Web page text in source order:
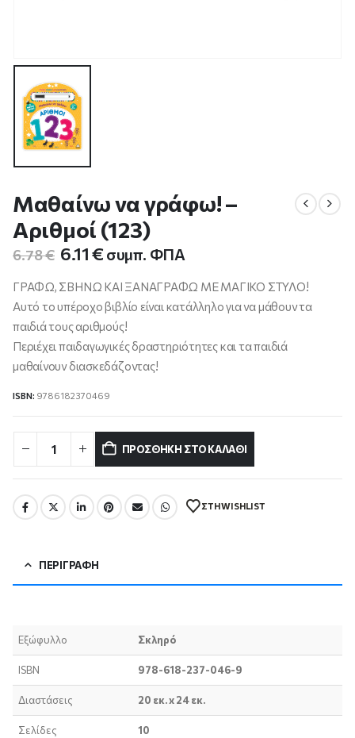
Μαθαίνω να γράφω! –
Αριθμοί (123)
6.78€ Original
was:
6.78 €.
6.11€Η
τρέχουσα
τιμή
είναι:
6.11 €.
συμπ. ΦΠΑ
ΓΡΑΦΩ, ΣΒΗΝΩ ΚΑΙ ΞΑΝΑΓΡΑΦΩ ΜΕ ΜΑΓΙΚΟ ΣΤΥΛΟ!
Αυτό το υπέροχο βιβλίο είναι κατάλληλο για να μάθουν τα
παιδιά τους αριθμούς!
Περιέχει παιδαγωγικές δραστηριότητες και τα παιδιά
μαθαίνουν διασκεδάζοντας!
ISBN: 9786182370469
ΠΡΟΣΘΉΚΗ ΣΤΟ ΚΑΛΆΘΙ
ΣΤΗ WISHLIST
ΠΕΡΙΓΡΑΦΉ
Εξώφυλλο Σκληρό
ISBN 978-618-237-046-9
Διαστάσεις 20 εκ. x 24 εκ.
Σελίδες 10